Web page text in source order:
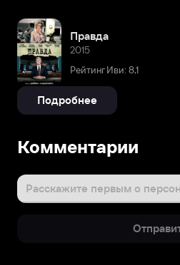
Правда
2015
Рейтинг Иви: 8,1
Подробнее
Комментарии
Расскажите первым о